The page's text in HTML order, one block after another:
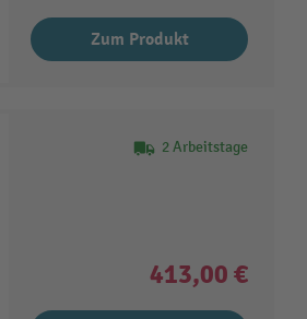
Zum Produkt
2 Arbeitstage
413,00 €